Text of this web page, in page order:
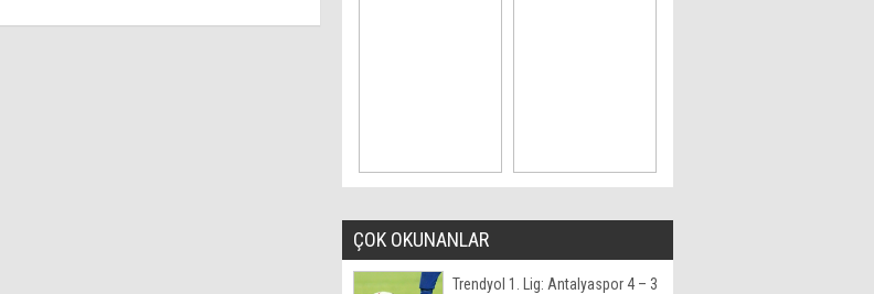
ÇOK OKUNANLAR
Trendyol 1. Lig: Antalyaspor 4 – 3